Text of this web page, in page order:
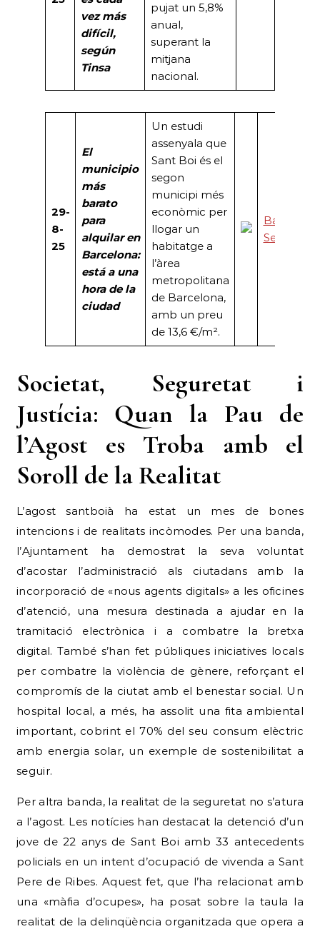
vez más
difícil,
según
Tinsa
pujat un 5,8%
anual,
superant la
mitjana
nacional.
29-
8-
25
El
municipio
más
barato
para
alquilar en
Barcelona:
está a una
hora de la
ciudad
Un estudi
assenyala que
Sant Boi és el
segon
municipi més
econòmic per
llogar un
habitatge a
l’àrea
metropolitana
de Barcelona,
amb un preu
de 13,6 €/m².
Barcelona
Secreta
Societat, Seguretat i
Justícia: Quan la Pau de
l’Agost es Troba amb el
Soroll de la Realitat
L’agost santboià ha estat un mes de bones
intencions i de realitats incòmodes. Per una banda,
l’Ajuntament ha demostrat la seva voluntat
d’acostar l’administració als ciutadans amb la
incorporació de «nous agents digitals» a les oficines
d’atenció, una mesura destinada a ajudar en la
tramitació electrònica i a combatre la bretxa
digital. També s’han fet públiques iniciatives locals
per combatre la violència de gènere, reforçant el
compromís de la ciutat amb el benestar social. Un
hospital local, a més, ha assolit una fita ambiental
important, cobrint el 70% del seu consum elèctric
amb energia solar, un exemple de sostenibilitat a
seguir.
Per altra banda, la realitat de la seguretat no s’atura
a l’agost. Les notícies han destacat la detenció d’un
jove de 22 anys de Sant Boi amb 33 antecedents
policials en un intent d’ocupació de vivenda a Sant
Pere de Ribes. Aquest fet, que l’ha relacionat amb
una «màfia d’ocupes», ha posat sobre la taula la
realitat de la delinqüència organitzada que opera a